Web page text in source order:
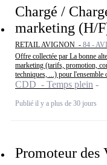
Chargé /
marketing (H/
RETAIL AVIGNON - 84 -
Offre collectée par La bonne
marketing (tarifs, promotion,
techniques, ...) pour l'ensemble
CDD - Temps plein
Publié il y a plus de 30 jours
Promoteur des